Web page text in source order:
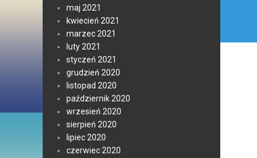
maj 2021
kwiecień 2021
marzec 2021
luty 2021
styczeń 2021
grudzień 2020
listopad 2020
październik 2020
wrzesień 2020
sierpień 2020
lipiec 2020
czerwiec 2020